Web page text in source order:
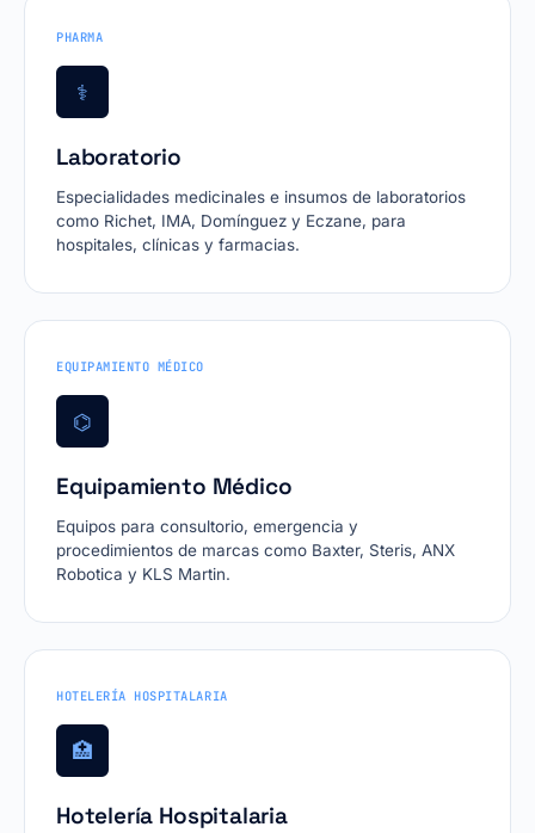
PHARMA
⚕
Laboratorio
Especialidades medicinales e insumos de laboratorios
como Richet, IMA, Domínguez y Eczane, para
hospitales, clínicas y farmacias.
EQUIPAMIENTO MÉDICO
⌬
Equipamiento Médico
Equipos para consultorio, emergencia y
procedimientos de marcas como Baxter, Steris, ANX
Robotica y KLS Martin.
HOTELERÍA HOSPITALARIA
🏥
Hotelería Hospitalaria